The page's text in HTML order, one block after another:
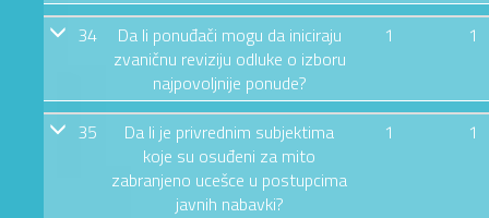
34
Da li ponuđači mogu da iniciraju
zvaničnu reviziju odluke o izboru
najpovoljnije ponude?
1 1
35
Da li je privrednim subjektima
koje su osuđeni za mito
zabranjeno ucešce u postupcima
javnih nabavki?
1 1